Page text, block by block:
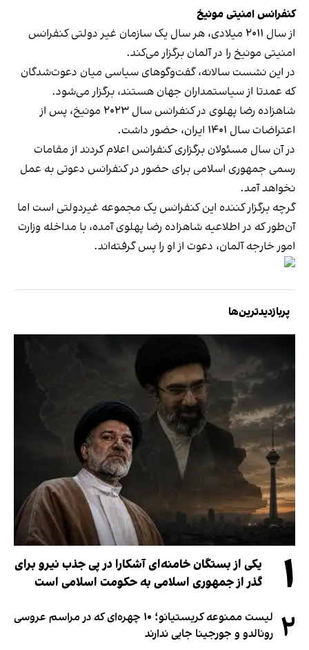
کنفرانس امنیتی مونیخ
از سال ۲۰۱۱ میلادی، هر سال یک سازمان غیر دولتی کنفرانس
امنیتی مونیخ را در آلمان برگزار می‌کند.
در این نشست سالانه، گفت‌وگوهای سیاسی میان دعوت‌شدگان
که عمدتا از سیاستمداران جهان هستند، برگزار می‌شود.
شاهزاده رضا پهلوی در کنفرانس سال ۲۰۲۳ مونیخ، پس از
اعتراضات سال ۱۴۰۱ ایران، حضور داشت.
در آن سال مسئولان برگزاری کنفرانس اعلام کردند از مقامات
رسمی جمهوری اسلامی برای حضور در کنفرانس دعوتی به عمل
نخواهد آمد.
گرچه برگزار کننده این کنفرانس یک مجموعه غیر‌دولتی است اما
آن‌طور که در اطلاعیه شاهزاده رضا پهلوی آمده، با مداخله وزارت
امور خارجه آلمان، دعوت از او را پس گرفته‌اند.
پربازدیدترین‌ها
۱
یکی از بستگان خامنه‌ای آشکارا در پی جذب نیرو برای
گذر از جمهوری اسلامی به حکومت اسلامی است
۲
لیست ممنوعه کریستیانو؛ ۱۰ چهره‌ای که در مراسم عروسی
رونالدو و جورجینا جایی ندارند